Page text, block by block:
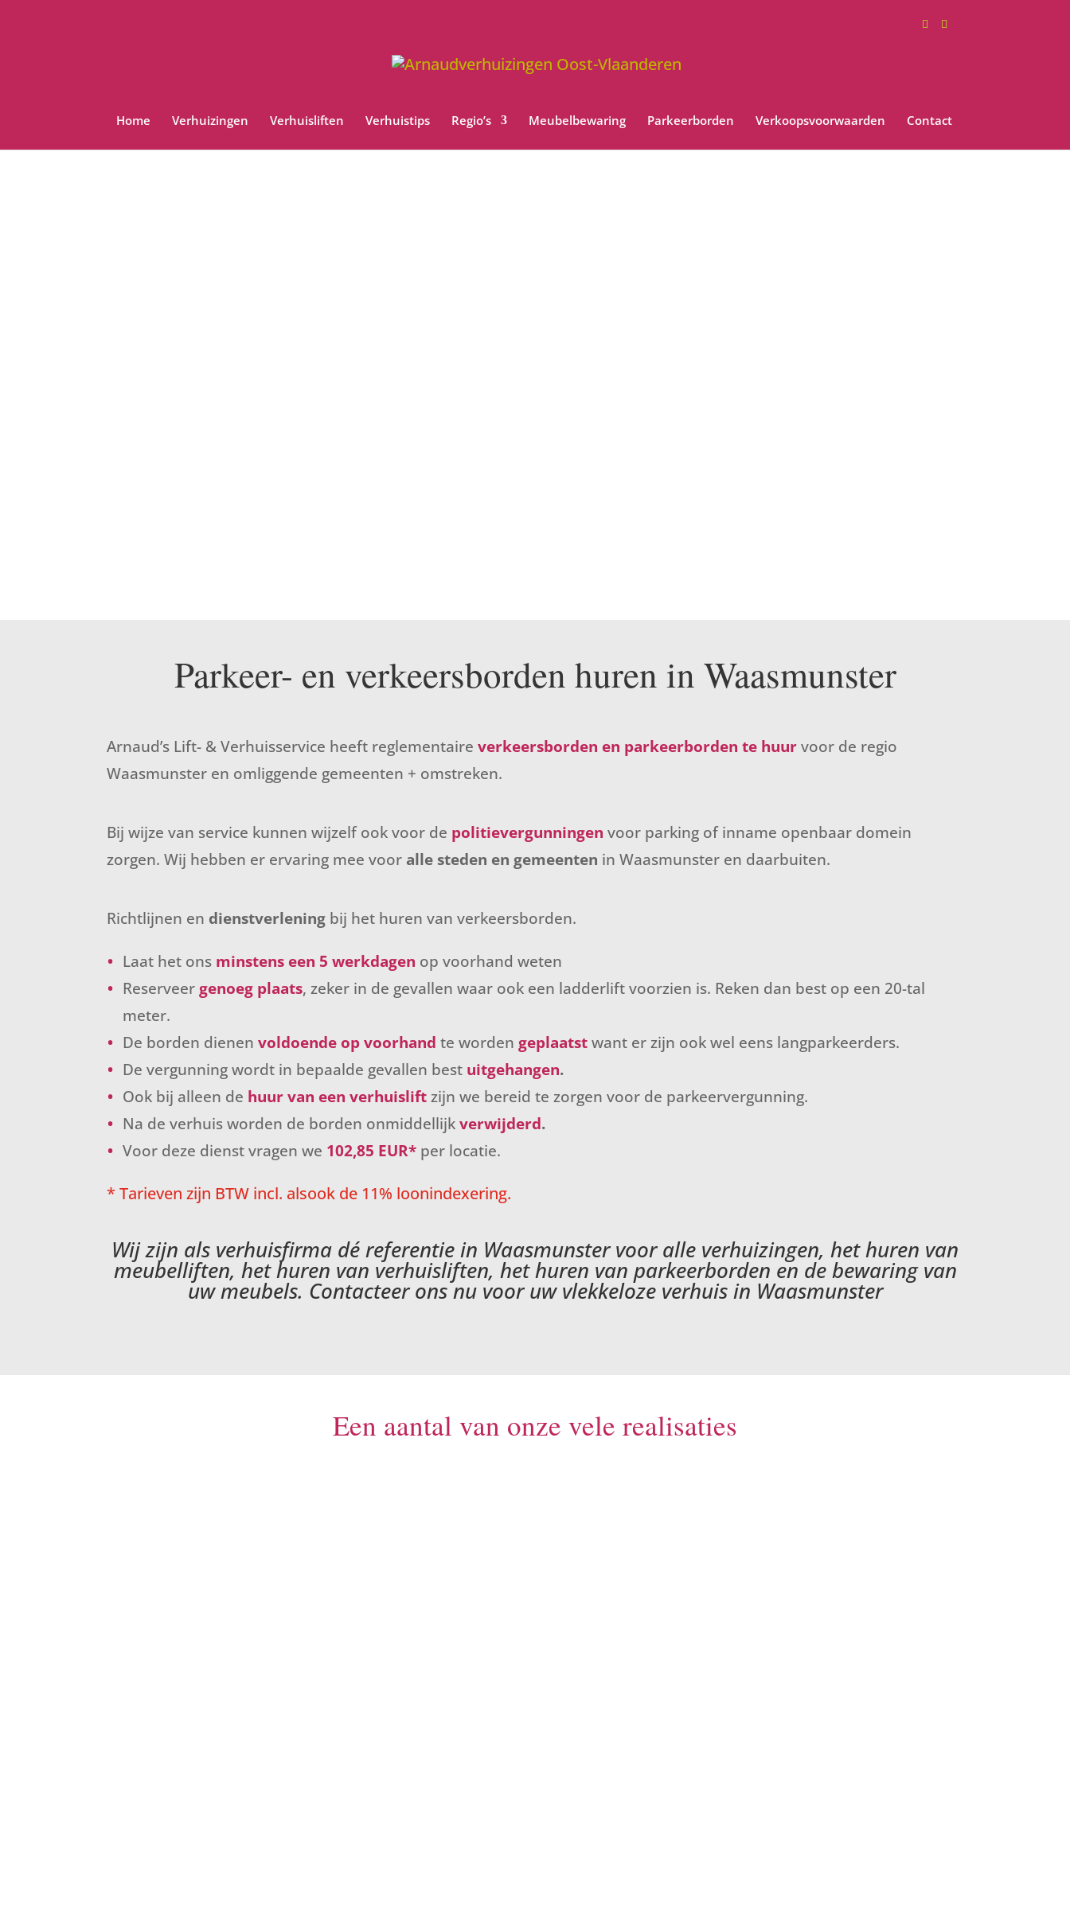
Home Verhuizingen Verhuisliften Verhuistips Regio’s Meubelbewaring Parkeerborden Verkoopsvoorwaarden Contact
Parkeer- en verkeersborden huren in Waasmunster
Arnaud’s Lift- & Verhuisservice heeft reglementaireverkeersborden en parkeerborden te huurvoor de regio
Waasmunster en omliggende gemeenten + omstreken.
Bij wijze van service kunnen wijzelf ook voor de politievergunningen voor parking of inname openbaar domein
zorgen. Wij hebben er ervaring mee voor alle steden en gemeenten in Waasmunster en daarbuiten.
Richtlijnen en dienstverlening bij het huren van verkeersborden.
Laat het ons minstens een 5 werkdagen op voorhand weten
Reserveergenoeg plaats, zeker in de gevallen waar ook een ladderlift voorzien is. Reken dan best op een 20-tal
meter.
De borden dienenvoldoende op voorhand te wordengeplaatstwant er zijn ook wel eens langparkeerders.
De vergunning wordt in bepaalde gevallen best uitgehangen.
Ook bij alleen de huur van een verhuisliftzijn we bereid te zorgen voor de parkeervergunning.
Na de verhuis worden de borden onmiddellijkverwijderd.
Voor deze dienst vragen we 102,85 EUR* per locatie.
* Tarieven zijn BTW incl. alsook de 11% loonindexering.
Wij zijn als verhuisfirma dé referentie in Waasmunster voor alle verhuizingen, het huren van
meubelliften, het huren van verhuisliften, het huren van parkeerborden en de bewaring van
uw meubels. Contacteer ons nu voor uw vlekkeloze verhuis in Waasmunster
Een aantal van onze vele realisaties